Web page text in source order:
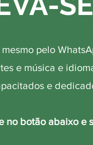
pelo
e música e
e
no botão abaixo e